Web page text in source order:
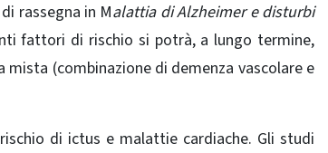
rassegna in Malattia di Alzheimer e disturbi
fattori di rischio si potrà, a lungo termine,
(combinazione di demenza vascolare e
di ictus e malattie cardiache. Gli studi